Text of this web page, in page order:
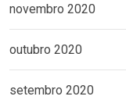
novembro 2020
outubro 2020
setembro 2020